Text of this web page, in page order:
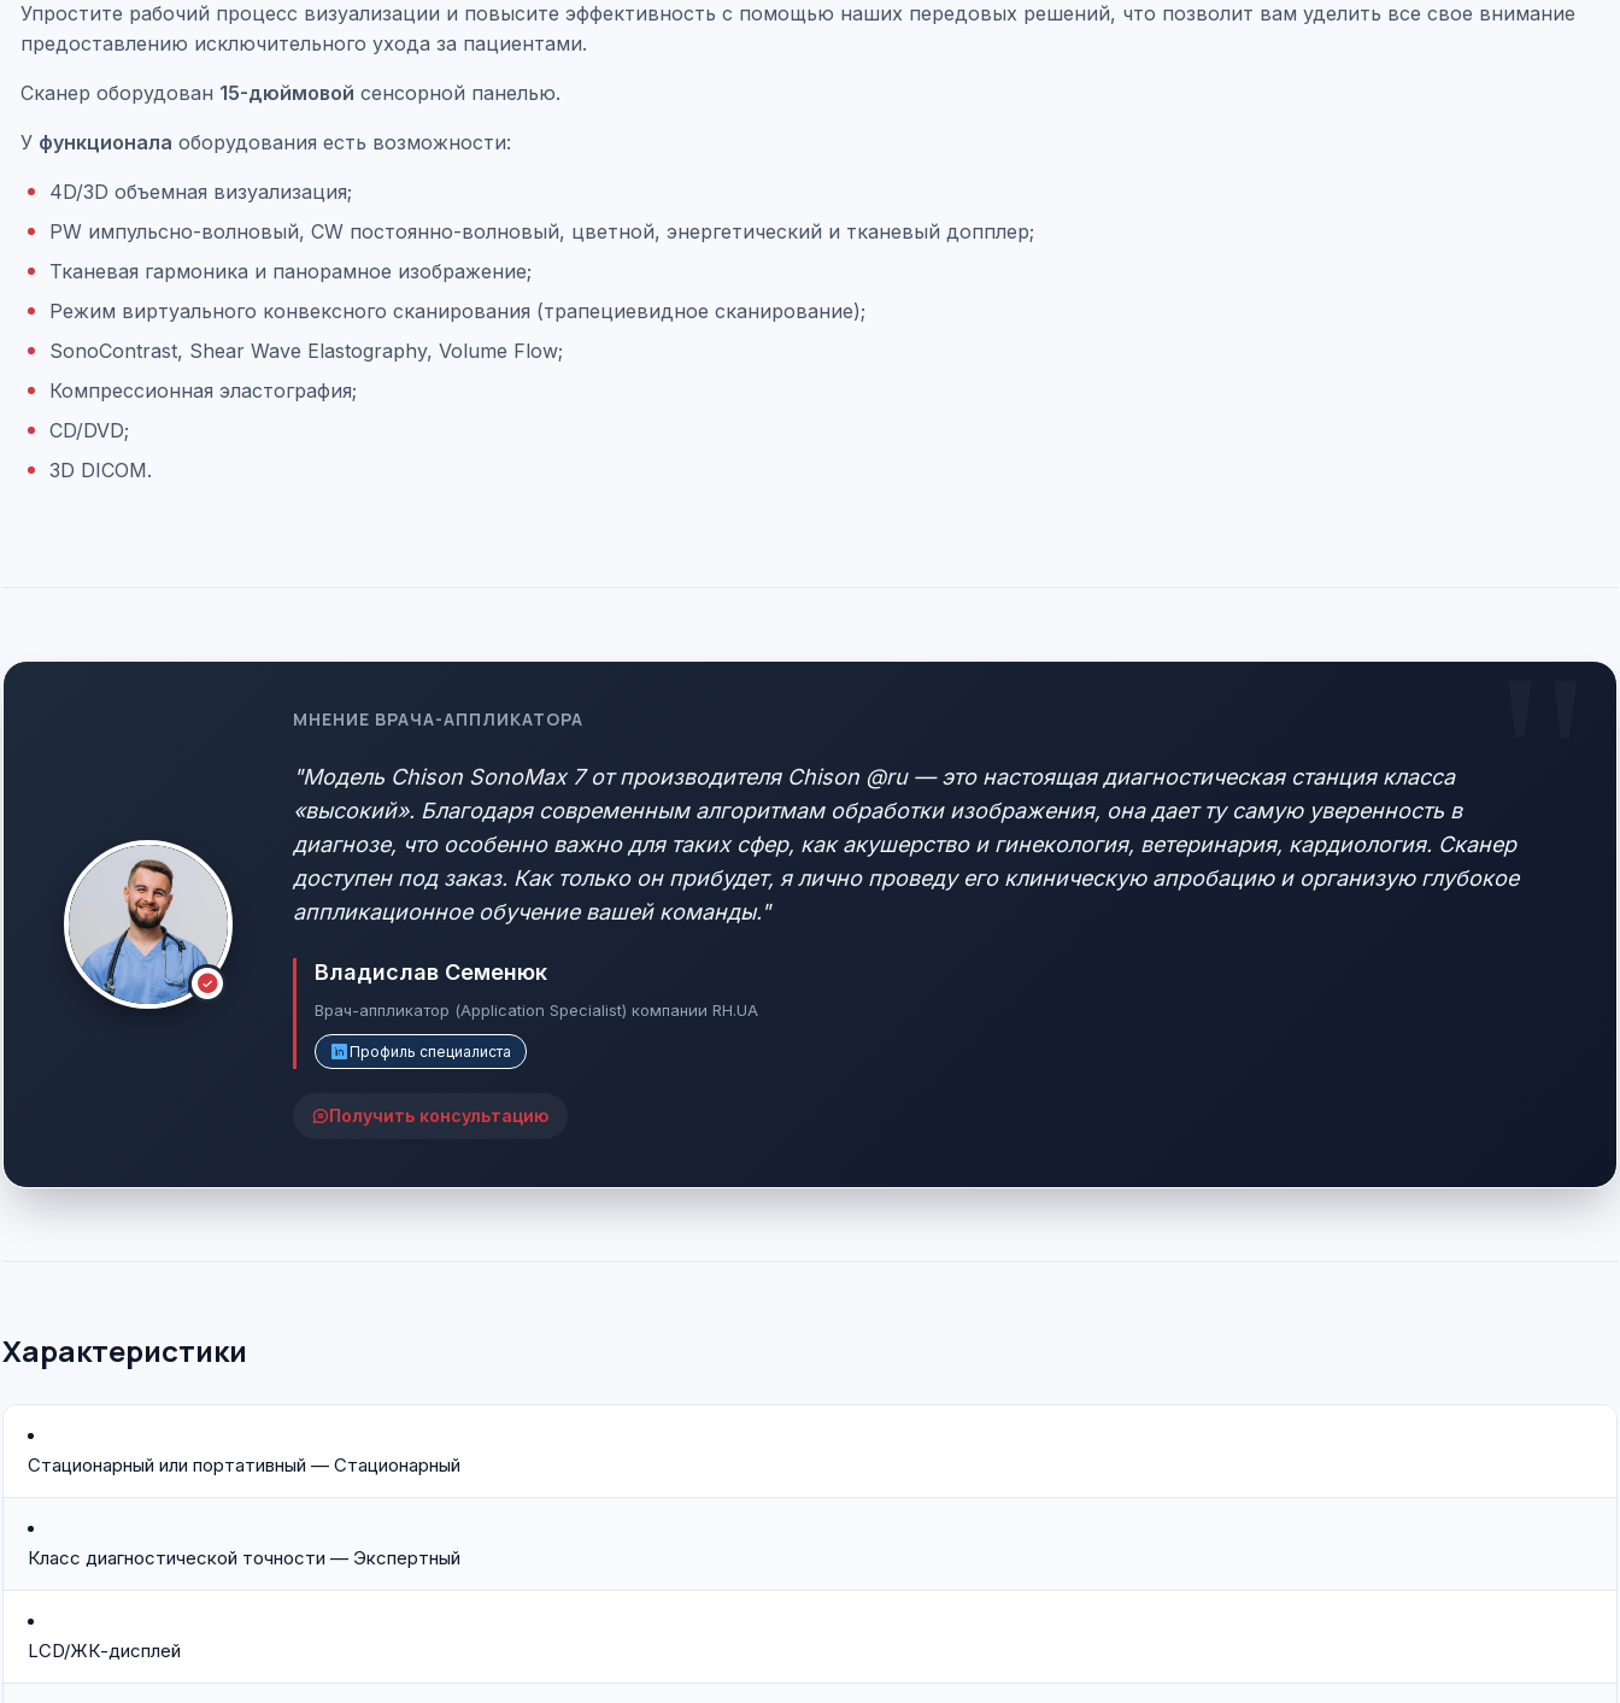
Упростите рабочий процесс визуализации и повысите эффективность с помощью наших передовых решений, что позволит вам уделить все свое внимание
предоставлению исключительного ухода за пациентами.
Сканер оборудован 15-дюймовой сенсорной панелью.
У функционала оборудования есть возможности:
4D/3D объемная визуализация;
PW импульсно-волновый, CW постоянно-волновый, цветной, энергетический и тканевый допплер;
Тканевая гармоника и панорамное изображение;
Режим виртуального конвексного сканирования (трапециевидное сканирование);
SonoContrast, Shear Wave Elastography, Volume Flow;
Компрессионная эластография;
CD/DVD;
3D DICOM.
МНЕНИЕ ВРАЧА-АППЛИКАТОРА
"Модель Chison SonoMax 7 от производителя Chison @ru — это настоящая диагностическая станция класса
«высокий». Благодаря современным алгоритмам обработки изображения, она дает ту самую уверенность в
диагнозе, что особенно важно для таких сфер, как акушерство и гинекология, ветеринария, кардиология. Сканер
доступен под заказ. Как только он прибудет, я лично проведу его клиническую апробацию и организую глубокое
аппликационное обучение вашей команды."
Владислав Семенюк
Врач-аппликатор (Application Specialist) компании RH.UA
Профиль специалиста
Получить консультацию
Характеристики
Стационарный или портативный — Стационарный
Класс диагностической точности — Экспертный
LCD/ЖК-дисплей